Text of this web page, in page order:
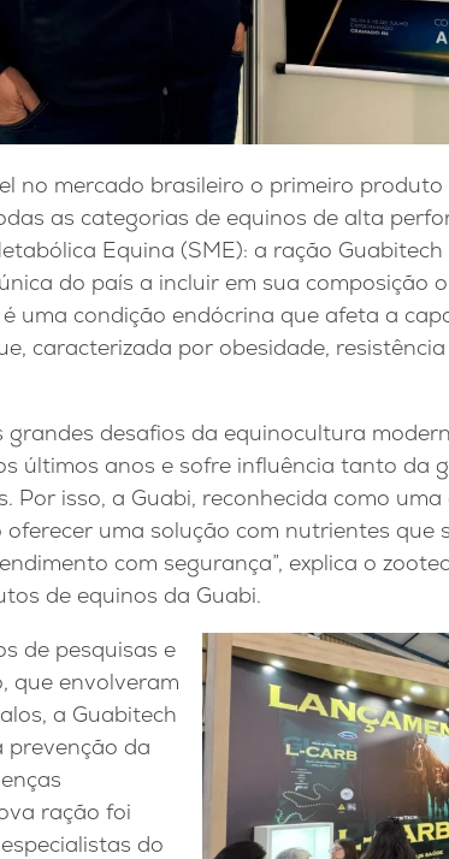
no mercado brasileiro o primeiro
as categorias de equinos de alta
Equina (SME): a ração
do país a incluir em sua composição
uma condição endócrina que afeta a
caracterizada por obesidade,
grandes desafios da equinocultura
últimos anos e sofre influência tanto da
Por isso, a Guabi, reconhecida como
oferecer uma solução com nutrientes que
com segurança”, explica o
de equinos da Guabi.
de pesquisas e
que envolveram
a Guabitech
prevenção da
ração foi
do